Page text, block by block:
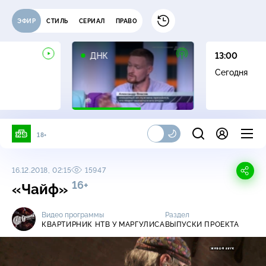
ЭФИР СТИЛЬ СЕРИАЛ ПРАВО
ДНК
13:00
Сегодня
18+
16.12.2018, 02:15 15947
«Чайф» 16+
Видео программы
КВАРТИРНИК НТВ У МАРГУЛИСА
Раздел
ВЫПУСКИ ПРОЕКТА